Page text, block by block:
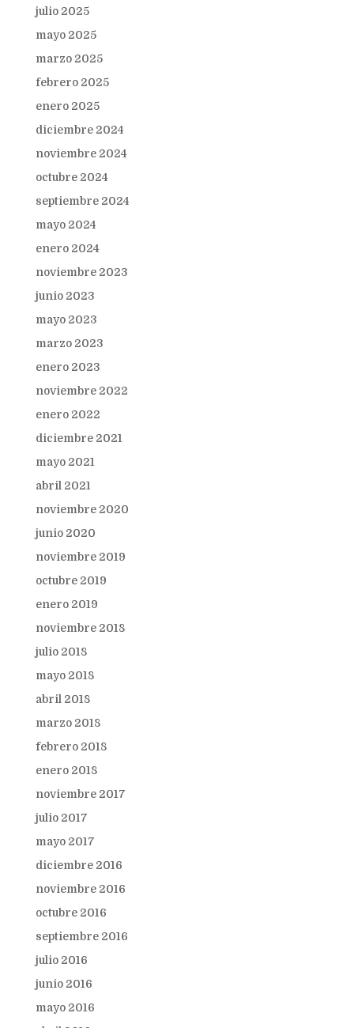
julio 2025
mayo 2025
marzo 2025
febrero 2025
enero 2025
diciembre 2024
noviembre 2024
octubre 2024
septiembre 2024
mayo 2024
enero 2024
noviembre 2023
junio 2023
mayo 2023
marzo 2023
enero 2023
noviembre 2022
enero 2022
diciembre 2021
mayo 2021
abril 2021
noviembre 2020
junio 2020
noviembre 2019
octubre 2019
enero 2019
noviembre 2018
julio 2018
mayo 2018
abril 2018
marzo 2018
febrero 2018
enero 2018
noviembre 2017
julio 2017
mayo 2017
diciembre 2016
noviembre 2016
octubre 2016
septiembre 2016
julio 2016
junio 2016
mayo 2016